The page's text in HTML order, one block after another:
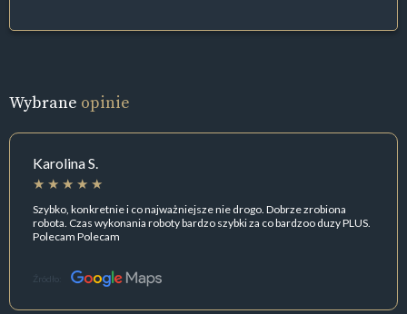
Wybrane opinie
Karolina S.
Szybko, konkretnie i co najważniejsze nie drogo. Dobrze zrobiona
robota. Czas wykonania roboty bardzo szybki za co bardzoo duzy PLUS.
Polecam Polecam
Źródło: